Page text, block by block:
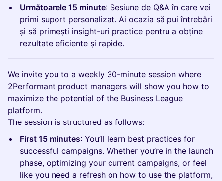
Următoarele 15 minute: Sesiune de Q&A în care vei
primi suport personalizat. Ai ocazia să pui întrebări
și să primești insight-uri practice pentru a obține
rezultate eficiente și rapide.
We invite you to a weekly 30-minute session where
2Performant product managers will show you how to
maximize the potential of the Business League
platform.
The session is structured as follows:
First 15 minutes: You’ll learn best practices for
successful campaigns. Whether you’re in the launch
phase, optimizing your current campaigns, or feel
like you need a refresh on how to use the platform,